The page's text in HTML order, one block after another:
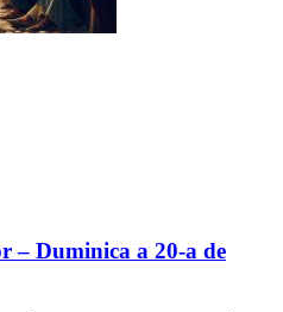
– Duminica a 20-a de